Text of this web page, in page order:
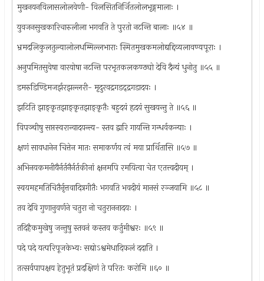
मुखनयनविलासलोलवेणी- विलसितनिर्जितलोलभृङ्गमालाः ।
युवजनसुखकारिचारुलीला भगवति ते पुरतो नटन्ति बालाः ॥५४ ॥
भ्रमदलिकुलतुल्यालोलधम्मिल्लभाराः स्मितमुखकमलोद्यद्दिव्यलावण्यपूराः ।
अनुपमितसुवेषा वारयोषा नटन्ति परभृतकलकण्ठ्यो देवि दैन्यं धुनोतु ॥५५ ॥
डमरुडिण्डिमजर्झरझल्लरी- मृदुरवद्रगडद्द्रगडादयः ।
झटिति झाङ्कृतझाङ्कृतझाङ्कृतैः बहुदयं हृदयं सुखयन्तु ते ॥५६ ॥
विपञ्चीषु सप्तस्वरान्वादयन्त्य- स्तव द्वारि गायन्ति गन्धर्वकन्याः ।
क्षणं सावधानेन चित्तेन मातः समाकर्णय त्वं मया प्रार्थितासि ॥५७ ॥
अभिनयकमनीयैर्नर्तनैर्नर्तकीनां क्षनमपि रमयित्वा चेत एतत्त्वदीयम् ।
स्वयमहमतिचितैर्नृत्तवादित्रगीतैः भगवति भवदीयं मानसं रञ्जयामि ॥५८ ॥
तव देवि गुणानुवर्णने चतुरा नो चतुराननादयः ।
तदिहैकमुखेषु जन्तुषु स्तवनं कस्तव कर्तुमीश्वरः ॥५९ ॥
पदे पदे यत्परिपूजकेभ्यः सद्योऽश्वमेधादिफलं ददाति ।
तत्सर्वपापक्षय हेतुभूतं प्रदक्षिणं ते परितः करोमि ॥६० ॥